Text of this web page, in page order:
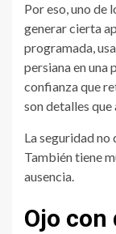
Por eso, uno de
generar cierta
programada,
persiana en una
confianza que
son detalles que
La seguridad no
También tiene
ausencia.
Ojo con